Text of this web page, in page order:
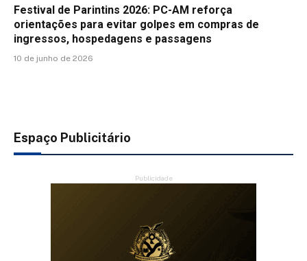
Festival de Parintins 2026: PC-AM reforça
orientações para evitar golpes em compras de
ingressos, hospedagens e passagens
10 de junho de 2026
Espaço Publicitário
Publicidade